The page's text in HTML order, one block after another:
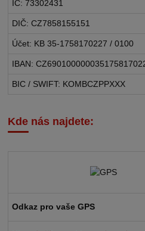
IČ: 73302431
DIČ: CZ7858155151
Účet: KB 35-1758170227 / 0100
IBAN:
BIC / SWIFT: KOMBCZPPXXX
Kde nás najdete:
Odkaz pro vaše GPS